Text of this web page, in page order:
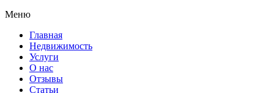
Меню
Главная
Недвижимость
Услуги
О нас
Отзывы
Статьи